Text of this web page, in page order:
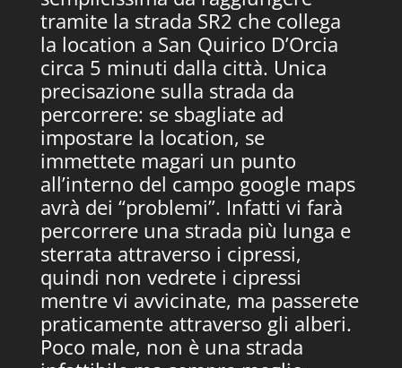
tramite la strada SR2 che collega
la location a San Quirico D’Orcia
circa 5 minuti dalla città. Unica
precisazione sulla strada da
percorrere: se sbagliate ad
impostare la location, se
immettete magari un punto
all’interno del campo google maps
avrà dei “problemi”. Infatti vi farà
percorrere una strada più lunga e
sterrata attraverso i cipressi,
quindi non vedrete i cipressi
mentre vi avvicinate, ma passerete
praticamente attraverso gli alberi.
Poco male, non è una strada